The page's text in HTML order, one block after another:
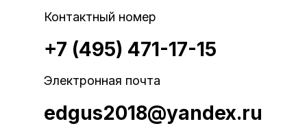
Контактный номер
+7 (495) 471-17-15
Электронная почта
edgus2018@yandex.ru